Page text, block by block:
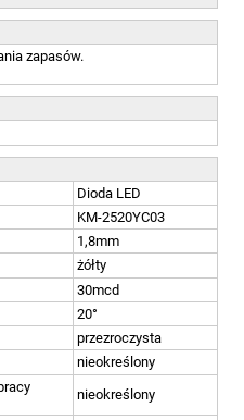
zapasów.
Dioda LED
KM-2520YC03
1,8mm
żółty
30mcd
20°
przezroczysta
nieokreślony
nieokreślony